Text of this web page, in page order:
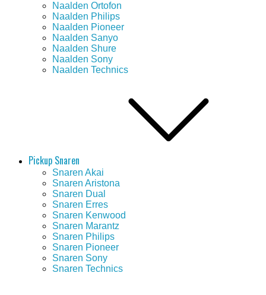
Naalden Ortofon
Naalden Philips
Naalden Pioneer
Naalden Sanyo
Naalden Shure
Naalden Sony
Naalden Technics
Pickup Snaren
Snaren Akai
Snaren Aristona
Snaren Dual
Snaren Erres
Snaren Kenwood
Snaren Marantz
Snaren Philips
Snaren Pioneer
Snaren Sony
Snaren Technics